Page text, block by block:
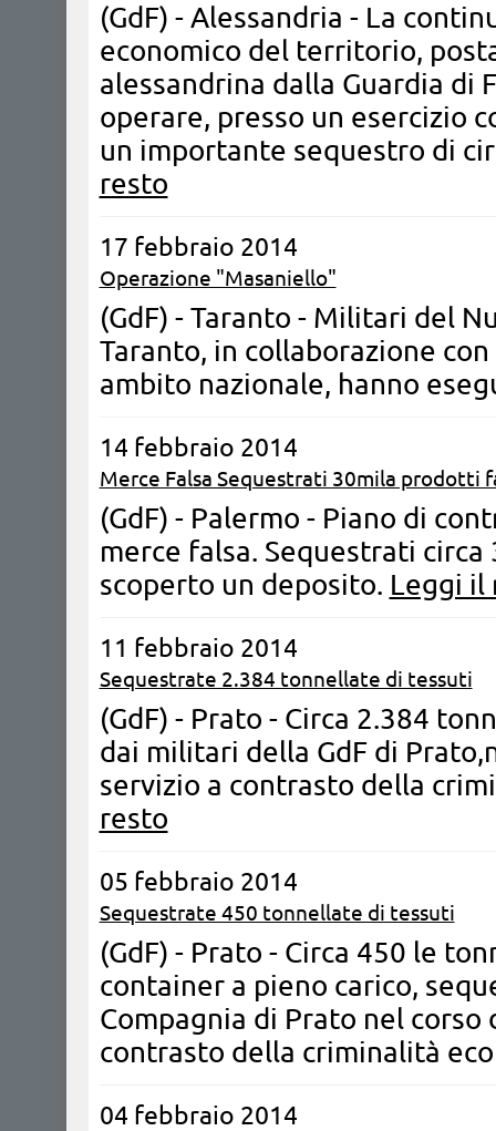
(GdF) - Alessandria - La
economico del territorio,
alessandrina dalla Guardia di
operare, presso un esercizio
un importante sequestro di
resto
17 febbraio 2014
Operazione "Masaniello"
(GdF) - Taranto - Militari del
Taranto, in collaborazione
ambito nazionale, hanno
14 febbraio 2014
Merce Falsa Sequestrati 30mila prodotti
(GdF) - Palermo - Piano di
merce falsa. Sequestrati
scoperto un deposito. Leggi il
11 febbraio 2014
Sequestrate 2.384 tonnellate di tessuti
(GdF) - Prato - Circa 2.384
dai militari della GdF di
servizio a contrasto della
resto
05 febbraio 2014
Sequestrate 450 tonnellate di tessuti
(GdF) - Prato - Circa 450 le
container a pieno carico,
Compagnia di Prato nel corso
contrasto della criminalità
04 febbraio 2014